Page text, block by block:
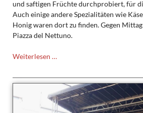
und saftigen Früchte durchprobiert, für
Auch einige andere Spezialitäten wie
Honig waren dort zu finden. Gegen
Piazza del Nettuno.
Weiterlesen …Auf
in
Bologna